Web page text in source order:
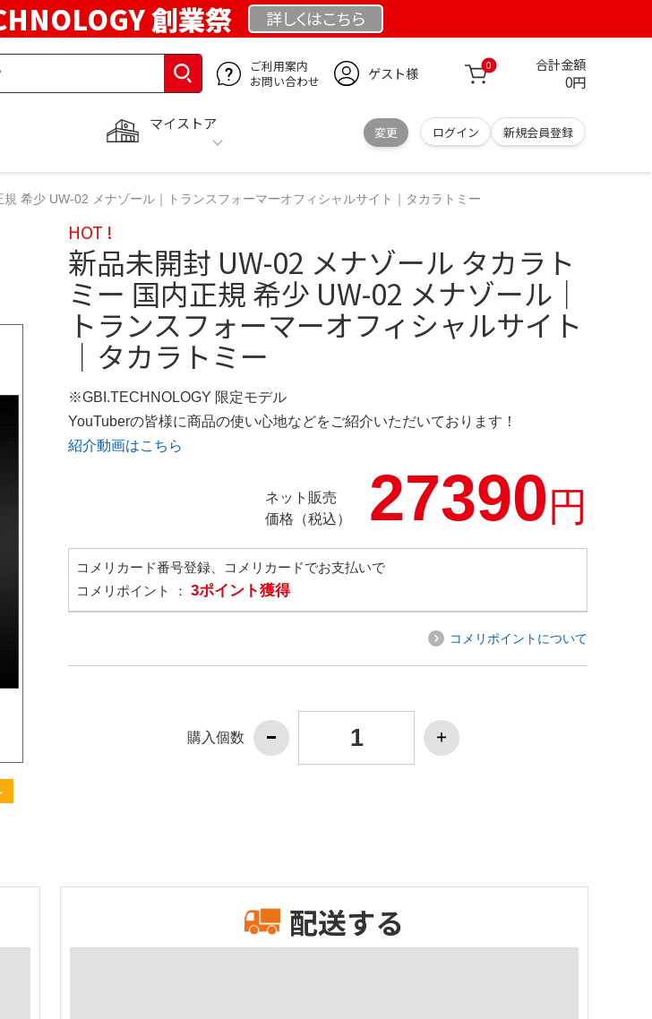
創業祭 詳しくはこちら
ご利用案内
お問い合わせ
ゲスト様 0 合計金額
0円
マイストア
変更 ログイン 新規会員登録
希少 UW-02 メナゾール｜トランスフォーマーオフィシャルサイト｜タカラトミー
HOT !
新品未開封 UW-02 メナゾール タカラト
ミー 国内正規 希少 UW-02 メナゾール｜
トランスフォーマーオフィシャルサイト
｜タカラトミー
※GBI.TECHNOLOGY 限定モデル
YouTuberの皆様に商品の使い心地などをご紹介いただいております！
紹介動画はこちら
ネット販売
価格（税込）
27390円
コメリカード番号登録、コメリカードでお支払いで
コメリポイント ： 3ポイント獲得
コメリポイントについて
購入個数
配送する